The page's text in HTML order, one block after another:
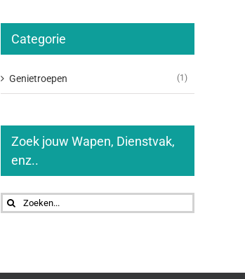
Categorie
Genietroepen (1)
Zoek jouw Wapen, Dienstvak,
enz..
Zoeken
naar: